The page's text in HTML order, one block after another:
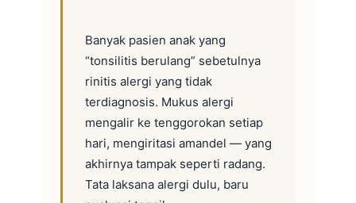
Banyak pasien anak yang
“tonsilitis berulang” sebetulnya
rinitis alergi yang tidak
terdiagnosis. Mukus alergi
mengalir ke tenggorokan setiap
hari, mengiritasi amandel — yang
akhirnya tampak seperti radang.
Tata laksana alergi dulu, baru